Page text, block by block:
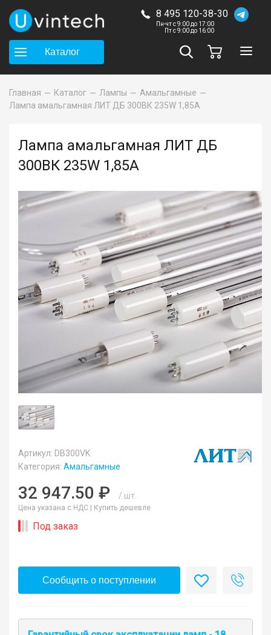
8 495 120-38-30
Пн-чт с 9:00 до 17:00
Пт с 9:00 до 16:00
Каталог
Главная Каталог Лампы
Амальгамные
Лампа амальгамная ЛИТ ДБ 300ВК 235W 1,85A
Лампа амальгамная ЛИТ ДБ
300ВК 235W 1,85A
Артикул: DB300VK
Категория: Амальгамные
32 947.50 ₽ / шт.
Цена указана с НДС | Купить дешевле
Под заказ
Сообщить о поступлении